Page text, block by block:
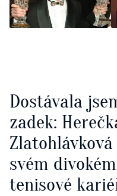
Dostávala
zadek:
svém
tenisové